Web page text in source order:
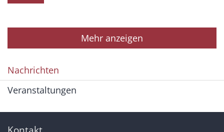
Mehr anzeigen
Nachrichten
Veranstaltungen